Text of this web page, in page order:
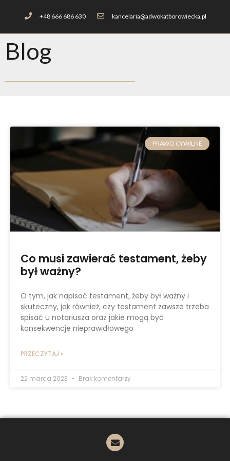
+48 666 686 630 kancelaria@adwokatborowiecka.pl
Blog
PRAWO CYWILNE
Co musi zawierać testament, żeby
był ważny?
O tym, jak napisać testament, żeby był ważny i
skuteczny, jak również, czy testament zawsze trzeba
spisać u notariusza oraz jakie mogą być
konsekwencje nieprawidłowego
PRZECZYTAJ »
22 marca 2023 Brak komentarzy